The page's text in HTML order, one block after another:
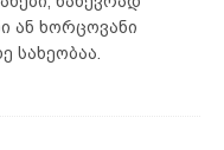
ან ხორცოვანი